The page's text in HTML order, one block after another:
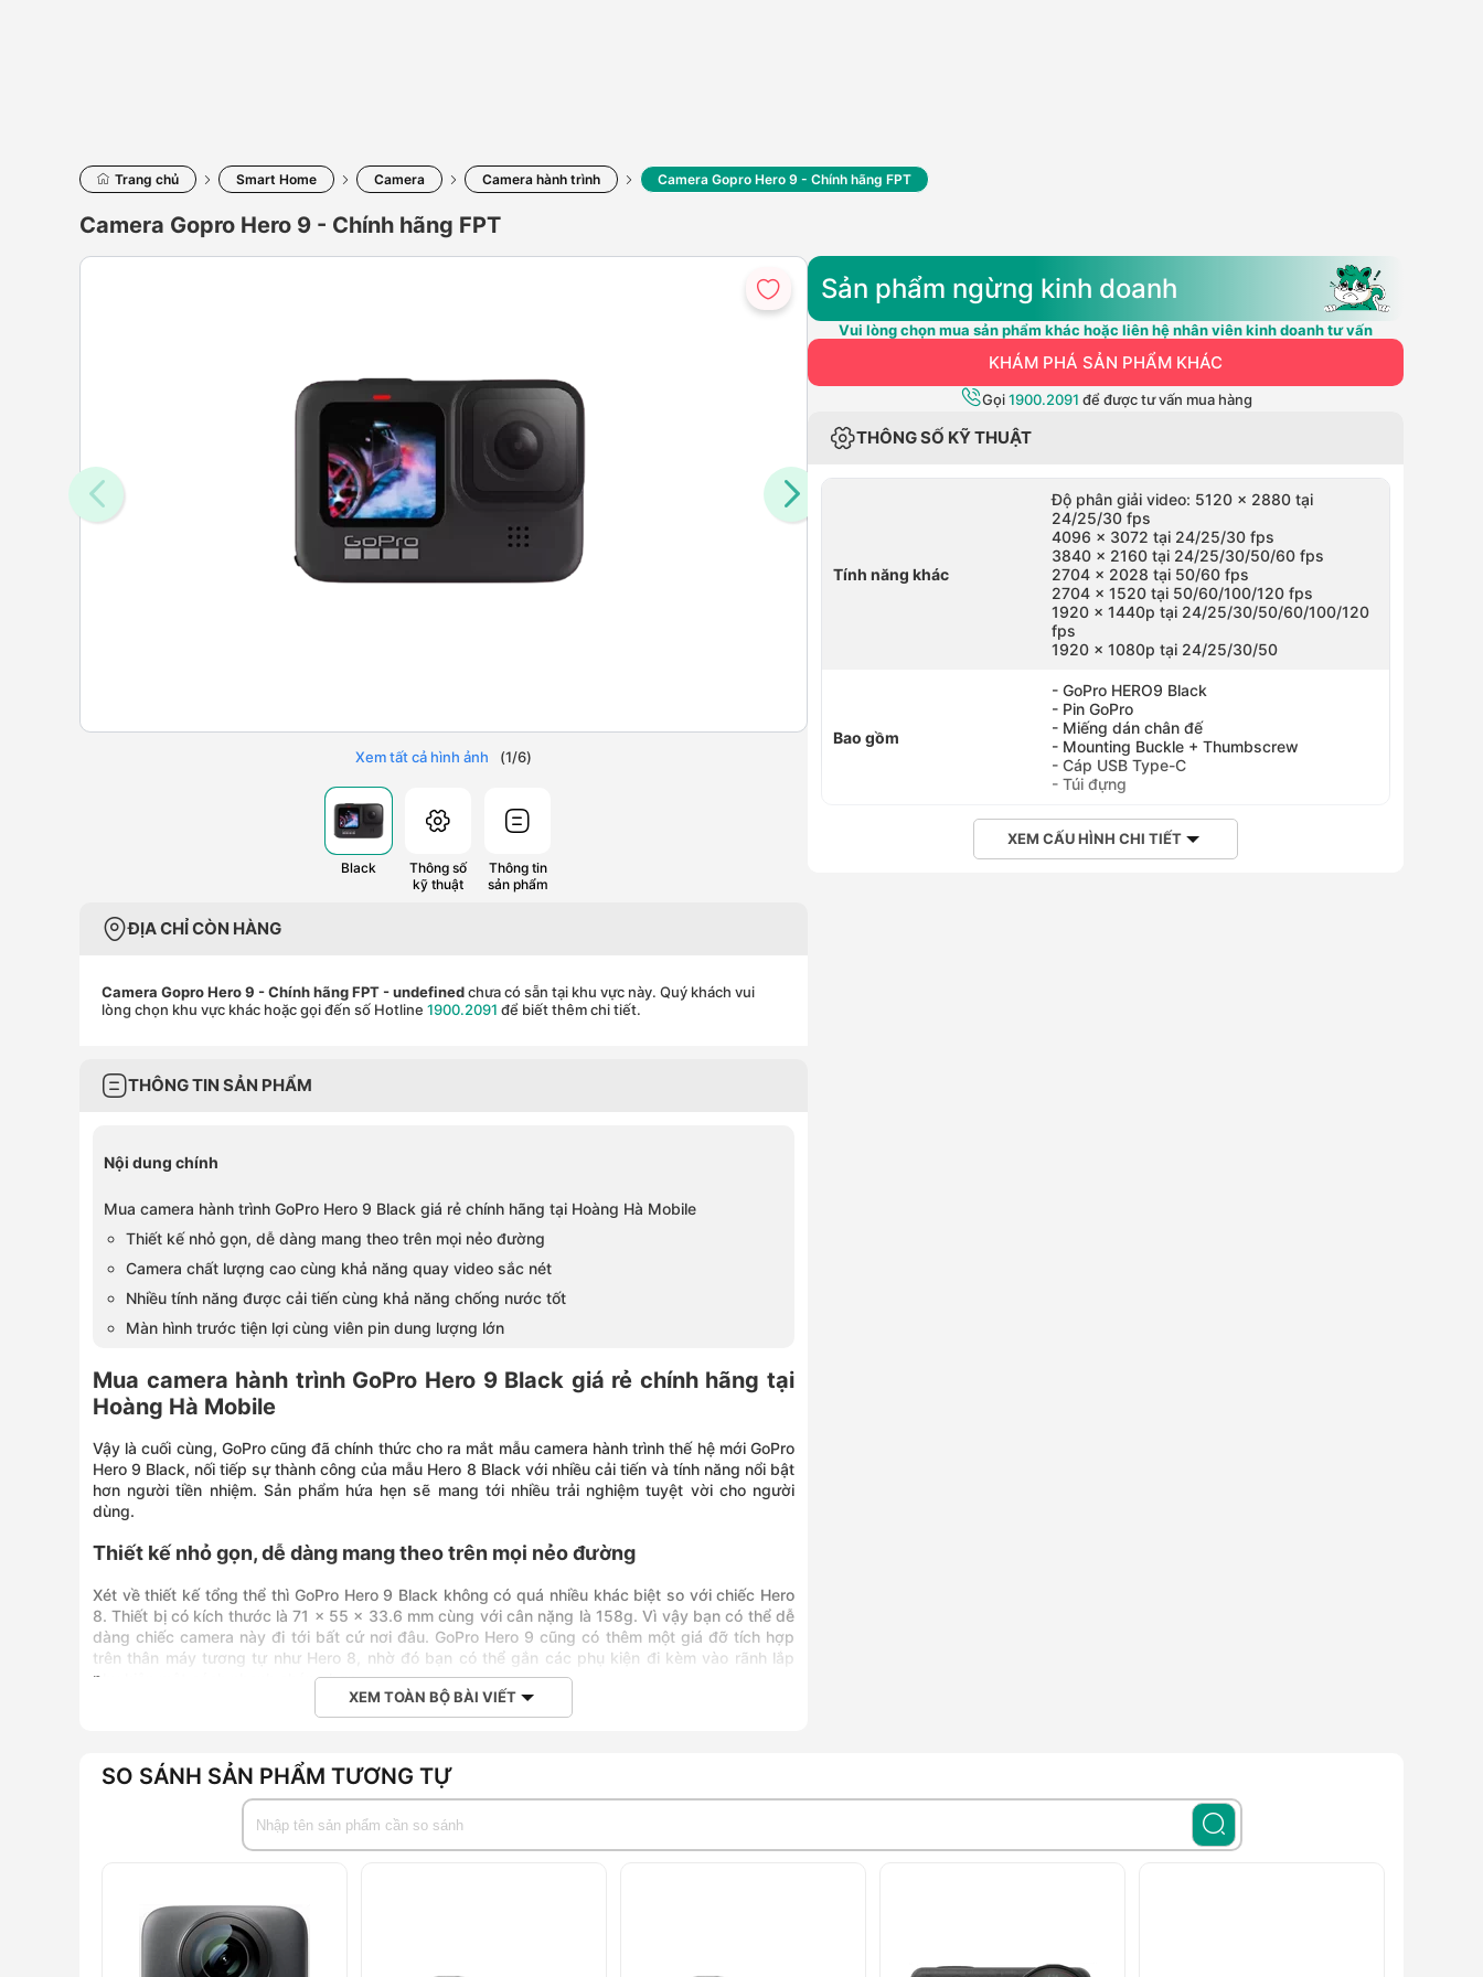
Trang chủ Smart Home Camera Camera hành trình Camera Gopro Hero 9 - Chính hãng FPT
Camera Gopro Hero 9 - Chính hãng FPT
Xem tất cả hình ảnh (1/6)
Black
Thông số
kỹ thuật
Thông tin
sản phẩm
ĐỊA CHỈ CÒN HÀNG
Camera Gopro Hero 9 - Chính hãng FPT - undefinedchưa có sẵn tại khu vực này. Quý khách vui
lòng chọn khu vực khác hoặc gọi đến số Hotline 1900.2091 để biết thêm chi tiết.
THÔNG TIN SẢN PHẨM
Nội dung chính
Mua camera hành trình GoPro Hero 9 Black giá rẻ chính hãng tại Hoàng Hà Mobile
Thiết kế nhỏ gọn, dễ dàng mang theo trên mọi nẻo đường
Camera chất lượng cao cùng khả năng quay video sắc nét
Nhiều tính năng được cải tiến cùng khả năng chống nước tốt
Màn hình trước tiện lợi cùng viên pin dung lượng lớn
Mua camera hành trình GoPro Hero 9 Black giá rẻ chính hãng tại
Hoàng Hà Mobile
Vậy là cuối cùng, GoPro cũng đã chính thức cho ra mắt mẫu camera hành trình thế hệ mới GoPro
Hero 9 Black, nối tiếp sự thành công của mẫu Hero 8 Black với nhiều cải tiến và tính năng nổi bật
hơn người tiền nhiệm. Sản phẩm hứa hẹn sẽ mang tới nhiều trải nghiệm tuyệt vời cho người
dùng.
Thiết kế nhỏ gọn, dễ dàng mang theo trên mọi nẻo đường
Xét về thiết kế tổng thể thì GoPro Hero 9 Black không có quá nhiều khác biệt so với chiếc Hero
8. Thiết bị có kích thước là 71 x 55 x 33.6 mm cùng với cân nặng là 158g. Vì vậy bạn có thể dễ
dàng chiếc camera này đi tới bất cứ nơi đâu. GoPro Hero 9 cũng có thêm một giá đỡ tích hợp
trên thân máy tương tự như Hero 8, nhờ đó bạn có thể gắn các phụ kiện đi kèm vào rãnh lắp
phụ kiện một cách nhanh chóng hơn.
Camera chất lượng cao cùng khả năng quay video sắc nét
GoPro Hero 9 Black giờ đây đã được nâng cấp nhằm tạo ra một ống kính chụp hình và quay
video cực kì chuyên nghiệp. Thiết kế phần ống kính cũng đã được tinh chỉnh lại gọn gàng hơn
và phần lens thì vẫn được gắn liền với thân máy, tạo cảm giác liền lạc và bền bỉ. Theo như tuyên
bố của hãng, ống kính mới sẽ sở hữu một độ bền cao gấp 2 lần so với mẫu Hero 8 Black.
thể vừa quay vừa chụp ảnh. Những bức ảnh cho ra khi đó sẽ có độ phân giải là 14.7 MP. Tính
năng Ống kính tối đa mới trên Hero 9 Black cũng sẽ giúp người dùng có được trường bao quát
cực rộng lên tới 155 độ cùng với chế độ ổn định khung hình cao cấp, video khi quay ở chế độ
ống kính tối đa sẽ có độ phân giải lên tới 2.7K@60fps.
XEM TOÀN BỘ BÀI VIẾT
Sản phẩm ngừng kinh doanh
Vui lòng chọn mua sản phẩm khác hoặc liên hệ nhân viên kinh doanh tư vấn
KHÁM PHÁ SẢN PHẨM KHÁC
Gọi1900.2091 để được tư vấn mua hàng
THÔNG SỐ KỸ THUẬT
Tính năng khác
Độ phân giải video: 5120 x 2880 tại
24/25/30 fps
4096 x 3072 tại 24/25/30 fps
3840 x 2160 tại 24/25/30/50/60 fps
2704 x 2028 tại 50/60 fps
2704 x 1520 tại 50/60/100/120 fps
1920 x 1440p tại 24/25/30/50/60/100/120
fps
1920 x 1080p tại 24/25/30/50
Bao gồm
- GoPro HERO9 Black
- Pin GoPro
- Miếng dán chân đế
- Mounting Buckle + Thumbscrew
- Cáp USB Type-C
- Túi đựng
XEM CẤU HÌNH CHI TIẾT
SO SÁNH SẢN PHẨM TƯƠNG TỰ